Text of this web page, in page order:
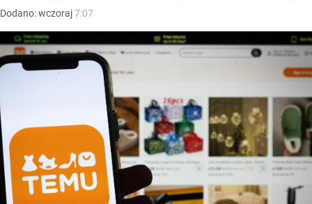
Dodano:wczoraj7:07